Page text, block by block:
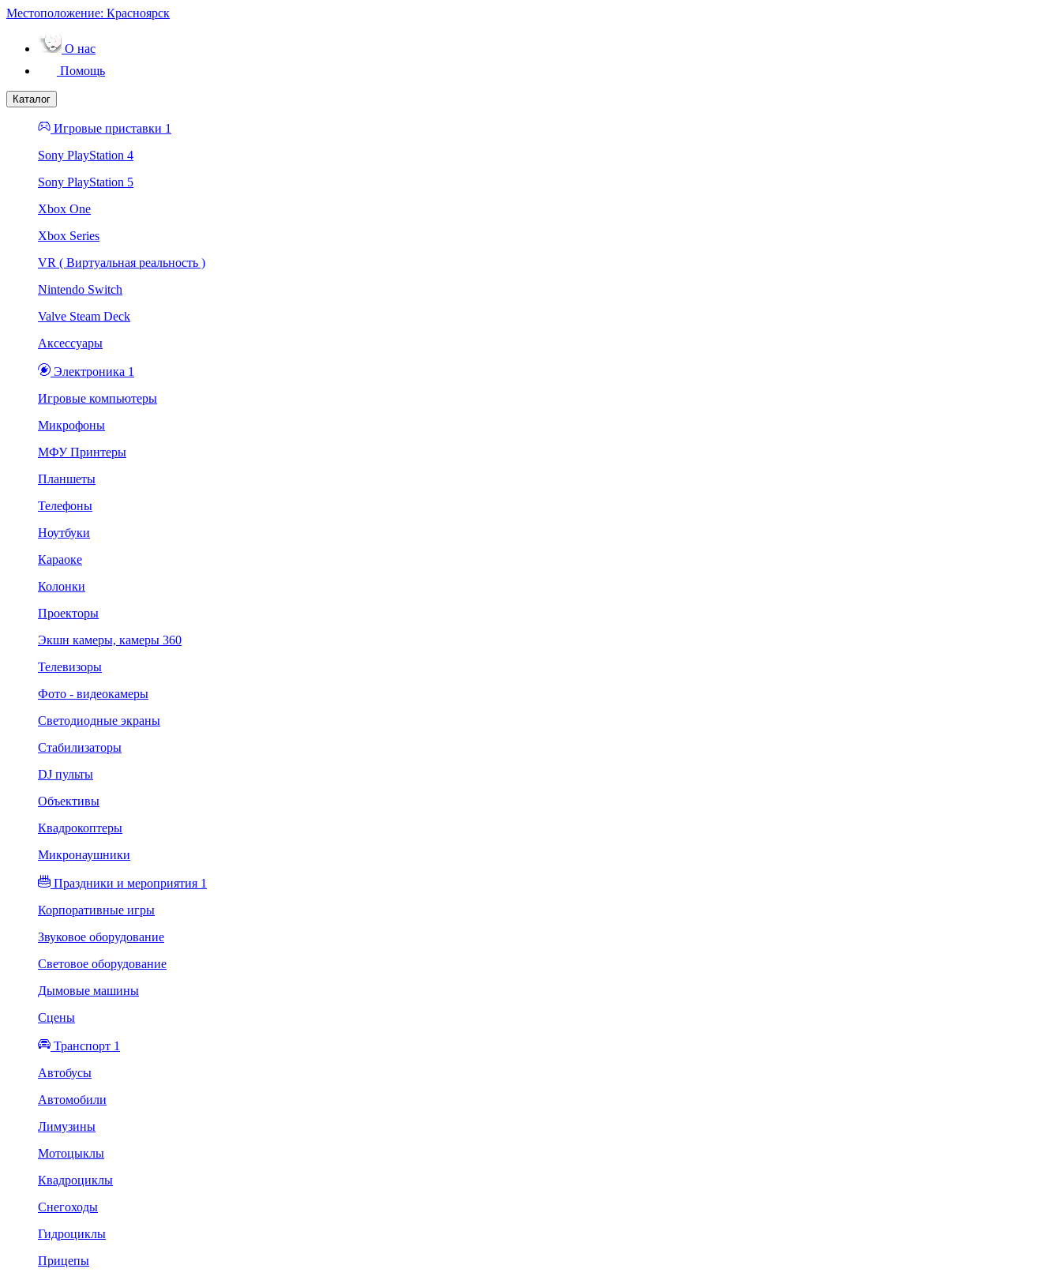
Местоположение: Красноярск
О нас
Помощь
Каталог
Игровые приставки 1
Sony PlayStation 4
Sony PlayStation 5
Xbox One
Xbox Series
VR ( Виртуальная реальность )
Nintendo Switch
Valve Steam Deck
Аксессуары
Электроника 1
Игровые компьютеры
Микрофоны
МФУ Принтеры
Планшеты
Телефоны
Ноутбуки
Караоке
Колонки
Проекторы
Экшн камеры, камеры 360
Телевизоры
Фото - видеокамеры
Светодиодные экраны
Стабилизаторы
DJ пульты
Объективы
Квадрокоптеры
Микронаушники
Праздники и мероприятия 1
Корпоративные игры
Звуковое оборудование
Световое оборудование
Дымовые машины
Сцены
Транспорт 1
Автобусы
Автомобили
Лимузины
Мотоцыклы
Квадроциклы
Снегоходы
Гидроциклы
Прицепы